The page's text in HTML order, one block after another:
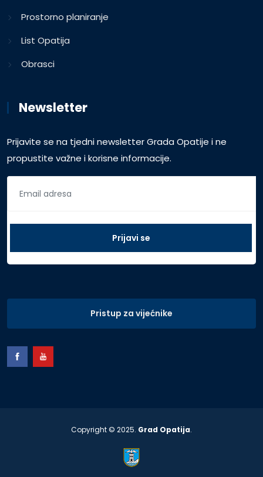
Prostorno planiranje
List Opatija
Obrasci
Newsletter
Prijavite se na tjedni newsletter Grada Opatije i ne
propustite važne i korisne informacije.
Pristup za vijećnike
Copyright © 2025. Grad Opatija.